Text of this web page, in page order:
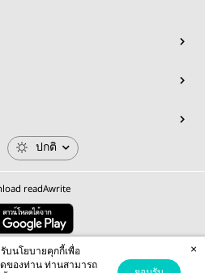
ปกติ
readAwrite
Corporation Public Company Limited
the Google Privacy Policy Terms of Serviceapply.
บนโยบายคุกกี้เพื่อ
ของท่าน ท่านสามารถ
×